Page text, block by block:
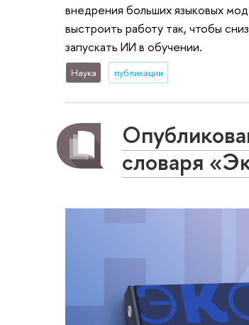
внедрения больших языковых
выстроить работу так, чтобы
запускать ИИ в обучении.
Наука публикации
словаря